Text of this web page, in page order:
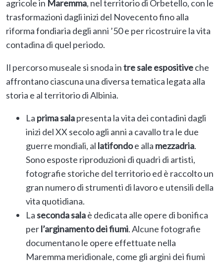
agricole in Maremma, nel territorio di Orbetello, con le
trasformazioni dagli inizi del Novecento fino alla
riforma fondiaria degli anni ’50 e per ricostruire la vita
contadina di quel periodo.
Il percorso museale si snoda intre sale espositiveche
affrontano ciascuna una diversa tematica legata alla
storia e al territorio di Albinia.
La prima salapresenta la vita dei contadini dagli
inizi del XX secolo agli anni a cavallo tra le due
guerre mondiali, al latifondoe alla mezzadria.
Sono esposte riproduzioni di quadri di artisti,
fotografie storiche del territorio ed è raccolto un
gran numero di strumenti di lavoro e utensili della
vita quotidiana.
Laseconda salaè dedicata alle opere di bonifica
perl’arginamento dei fiumi. Alcune fotografie
documentano le opere effettuate nella
Maremma meridionale, come gli argini dei fiumi